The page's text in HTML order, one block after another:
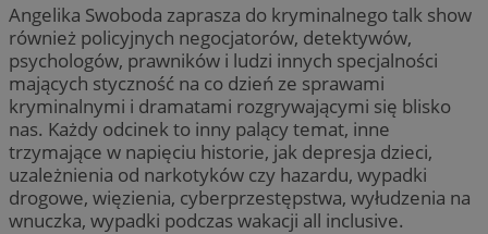
Angelika Swoboda zaprasza do kryminalnego talk show
również policyjnych negocjatorów, detektywów,
psychologów, prawników i ludzi innych specjalności
mających styczność na co dzień ze sprawami
kryminalnymi i dramatami rozgrywającymi się blisko
nas. Każdy odcinek to inny palący temat, inne
trzymające w napięciu historie, jak depresja dzieci,
uzależnienia od narkotyków czy hazardu, wypadki
drogowe, więzienia, cyberprzestępstwa, wyłudzenia na
wnuczka, wypadki podczas wakacji all inclusive.